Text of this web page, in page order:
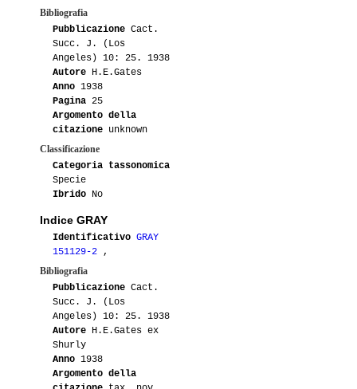
01-2015
08-2014 Luca
07-2014 Edus
08-2013 Lakota
07-2011
07-2010
07-2010 Maurillio
Bibliografia
Pubblicazione Cact.
Succ. J. (Los
Angeles) 10: 25. 1938
Autore H.E.Gates
Anno 1938
Pagina 25
Argomento della
citazione unknown
Classificazione
Categoria tassonomica
Specie
Ibrido No
Indice GRAY
Identificativo GRAY
151129-2
,
Bibliografia
Pubblicazione Cact.
Succ. J. (Los
Angeles) 10: 25. 1938
Autore H.E.Gates ex
Shurly
Anno 1938
Argomento della